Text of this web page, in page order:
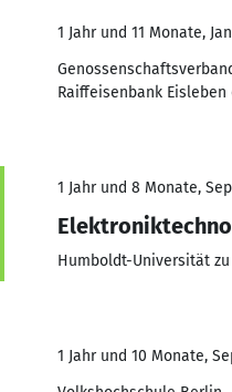
1 Jahr und 11 Monate,
Raiffeisenbank Eisleben
1 Jahr und 8 Monate,
Humboldt-Universität
1 Jahr und 10 Monate,